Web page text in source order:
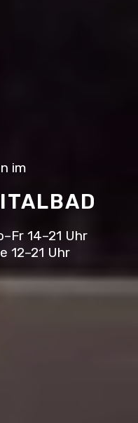
im
14–21 Uhr
12–21 Uhr